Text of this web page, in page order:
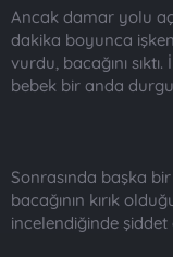
Ancak damar yolu
dakika boyunca
vurdu, bacağını
bebek bir anda
Sonrasında başka
bacağının kırık
incelendiğinde şiddet